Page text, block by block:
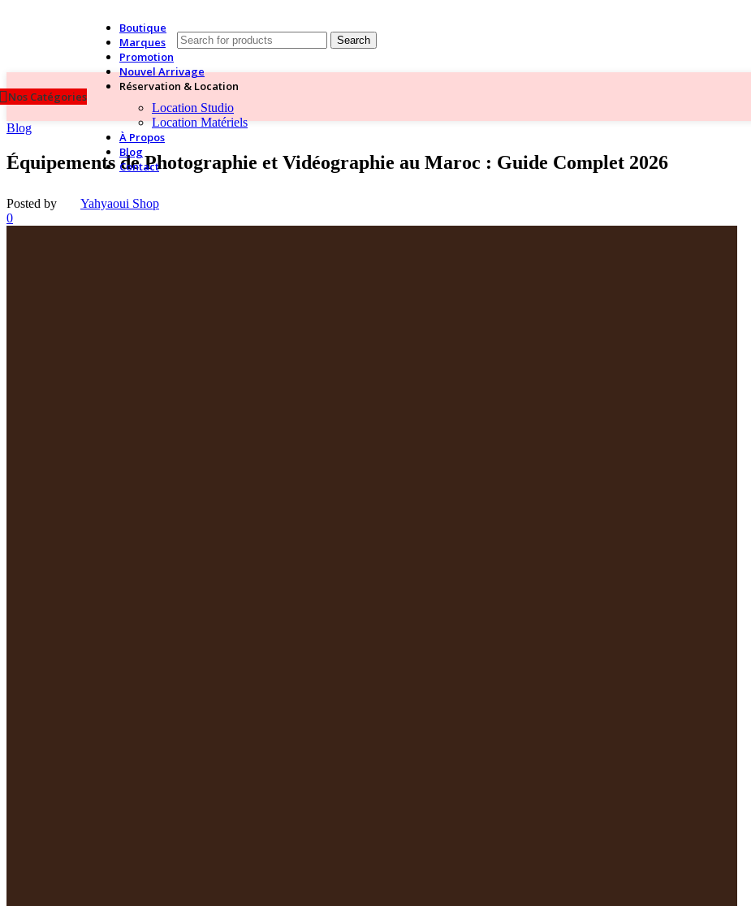
Search
Nos Catégories
Boutique
Marques
Promotion
Nouvel Arrivage
Réservation & Location
Location Studio
Location Matériels
À Propos
Blog
Contact
Blog
Équipements de Photographie et Vidéographie au Maroc : Guide Complet 2026
Posted by
Yahyaoui Shop
0